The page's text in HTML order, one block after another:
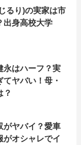
るり)の実家は市
出身高校大学
永はハーフ？実
ヤバい！母・
？
がヤバイ？愛車
がオシャレでイ